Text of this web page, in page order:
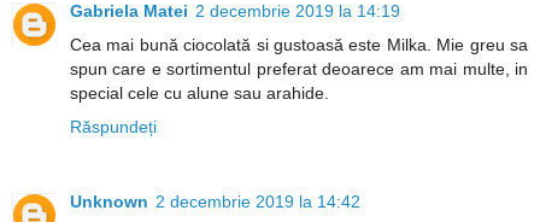
Gabriela Matei 2 decembrie 2019 la 14:19
Cea mai bună ciocolată si gustoasă este Milka. Mie greu sa
spun care e sortimentul preferat deoarece am mai multe, in
special cele cu alune sau arahide.
Răspundeți
Unknown 2 decembrie 2019 la 14:42